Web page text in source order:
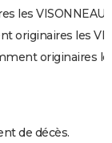
les VISONNEAU
originaires les
originaires
de décès.